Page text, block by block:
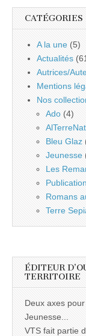
CATÉGORIES
A la une (5)
Actualités
Autrices/
Mentions
Nos
Ado (4)
Bleu Glaz
Jeunesse
Les
Romans
Terre
ÉDITEUR
TERRITOIRE
Deux axes
Jeunesse...
VTS fait partie